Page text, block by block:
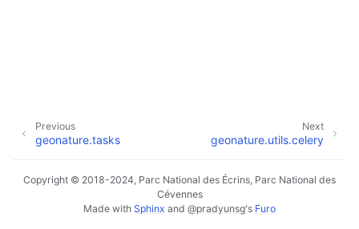
Next
geonature.utils.celery
Previous
geonature.tasks
Copyright © 2018-2024, Parc National des Écrins, Parc National des
Cévennes
Made with Sphinx and @pradyunsg's Furo